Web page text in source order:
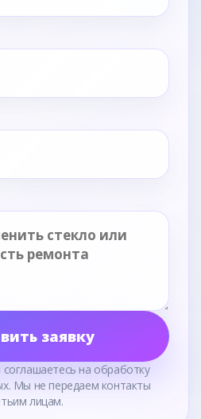
заявку
на обработку
Мы не передаем контакты
лицам.